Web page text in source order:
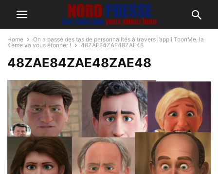
Home
On a passé des tas de personnalités à travers l’appli ToonMe, la
4eme va vous étonner !
48ZAE84ZAE48ZAE48
48ZAE84ZAE48ZAE48